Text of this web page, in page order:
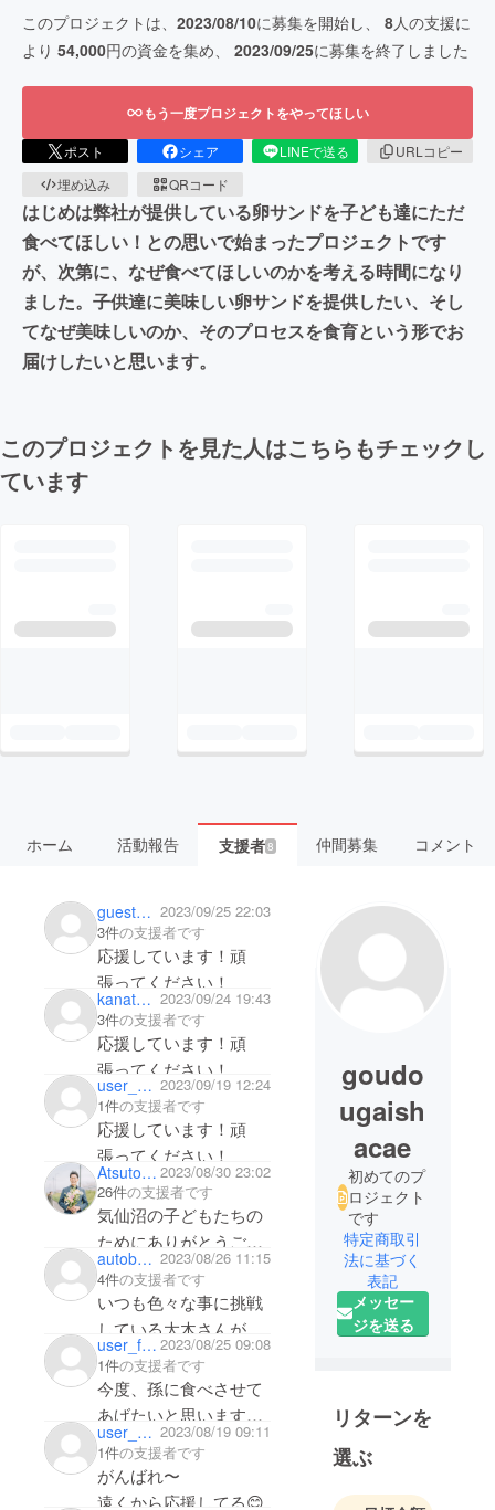
このプロジェクトは、 2023/08/10に募集を開始し、 8人の支援に
より 54,000円の資金を集め、 2023/09/25に募集を終了しました
もう一度プロジェクトをやってほしい
ポスト シェア LINEで送る
URLコピー
埋め込み
QRコード
はじめは弊社が提供している卵サンドを子ども達にただ
食べてほしい！との思いで始まったプロジェクトです
が、次第に、なぜ食べてほしいのかを考える時間になり
ました。子供達に美味しい卵サンドを提供したい、そし
てなぜ美味しいのか、そのプロセスを食育という形でお
届けしたいと思います。
このプロジェクトを見た人はこちらもチェックし
ています
ホーム 活動報告 支援者8 仲間募集 コメント
guest6f3089431724 2023/09/25 22:03
3件の支援者です
応援しています！頑
張ってください！
kanata_25 2023/09/24 19:43
3件の支援者です
応援しています！頑
張ってください！
user_8a7584e50104 2023/09/19 12:24
1件の支援者です
応援しています！頑
張ってください！
Atsutoshiiiii 2023/08/30 23:02
26件の支援者です
気仙沼の子どもたちの
ためにありがとうござ
います！今度のコソダ
テノミカタ主催子育て
応援フェスタでもよろ
しくお願いしま
す！！！
autobody 2023/08/26 11:15
4件の支援者です
いつも色々な事に挑戦
している大木さんが
カッコ良いです。微力
ではありますがいつも
応援しております。
user_fde59f3cd8b4 2023/08/25 09:08
1件の支援者です
今度、孫に食べさせて
あげたいと思います。
見かけたら即購入させ
て頂きます。頑張って
下さい、応援しており
user_db82518bb1a4 2023/08/19 09:11
1件の支援者です
がんばれ〜
遠くから応援してる😊
goudo
ugaish
acae
初めてのプ
ロジェクト
です
特定商取引
法に基づく
表記
メッセー
ジを送る
リターンを
選ぶ